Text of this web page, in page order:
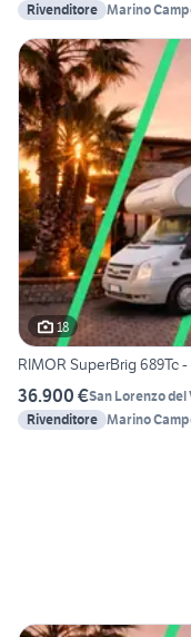
Rivenditore Marino
18
RIMOR SuperBrig 689Tc
36.900 €San Lorenzo del
Rivenditore Marino